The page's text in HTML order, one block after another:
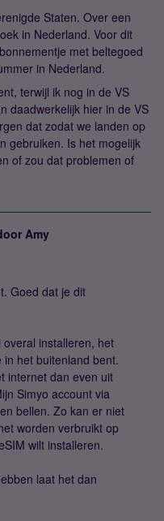
Staten. Over een
in Nederland. Voor dit
met beltegoed
in Nederland.
terwijl ik nog in de VS
daadwerkelijk hier in de VS
dat zodat we landen op
gebruiken. Is het mogelijk
of zou dat problemen of
Amy
Goed dat je dit
installeren, het
het buitenland bent.
internet dan even uit
Simyo account via
bellen. Zo kan er niet
worden verbruikt op
wilt installeren.
laat het dan